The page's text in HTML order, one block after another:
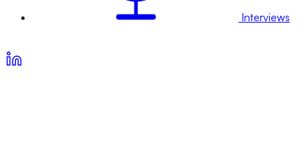
Interviews